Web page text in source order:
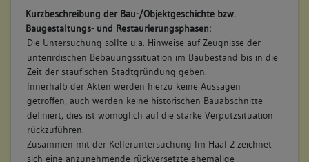
Kurzbeschreibung der Bau-/Objektgeschichte bzw.
Baugestaltungs- und Restaurierungsphasen:
Die Untersuchung sollte u.a. Hinweise auf Zeugnisse der
unterirdischen Bebauungssituation im Baubestand bis in die
Zeit der staufischen Stadtgründung geben.
Innerhalb der Akten werden hierzu keine Aussagen
getroffen, auch werden keine historischen Bauabschnitte
definiert, dies ist womöglich auf die starke Verputzsituation
rückzuführen.
Zusammen mit der Kelleruntersuchung Im Haal 2 zeichnet
sich eine anzunehmende rückversetzte ehemalige